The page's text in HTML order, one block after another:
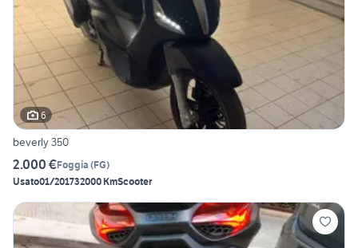
6
beverly 350
2.000 €Foggia (FG)
Usato01/201732000 KmScooter